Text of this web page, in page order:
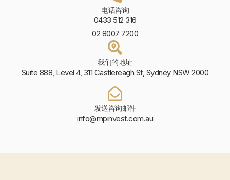
电话咨询
0433 512 316
02 8007 7200
我们的地址
Suite 888, Level 4, 311 Castlereagh St, Sydney NSW 2000
发送咨询邮件
info@mpinvest.com.au